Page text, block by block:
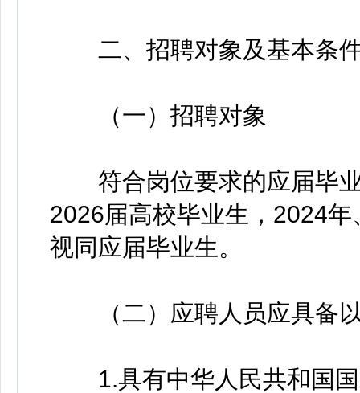
二、招聘对象及基本条
（一）招聘对象
符合岗位要求的应届毕业
2026届高校毕业生，2024
视同应届毕业生。
（二）应聘人员应具备
1.具有中华人民共和国国